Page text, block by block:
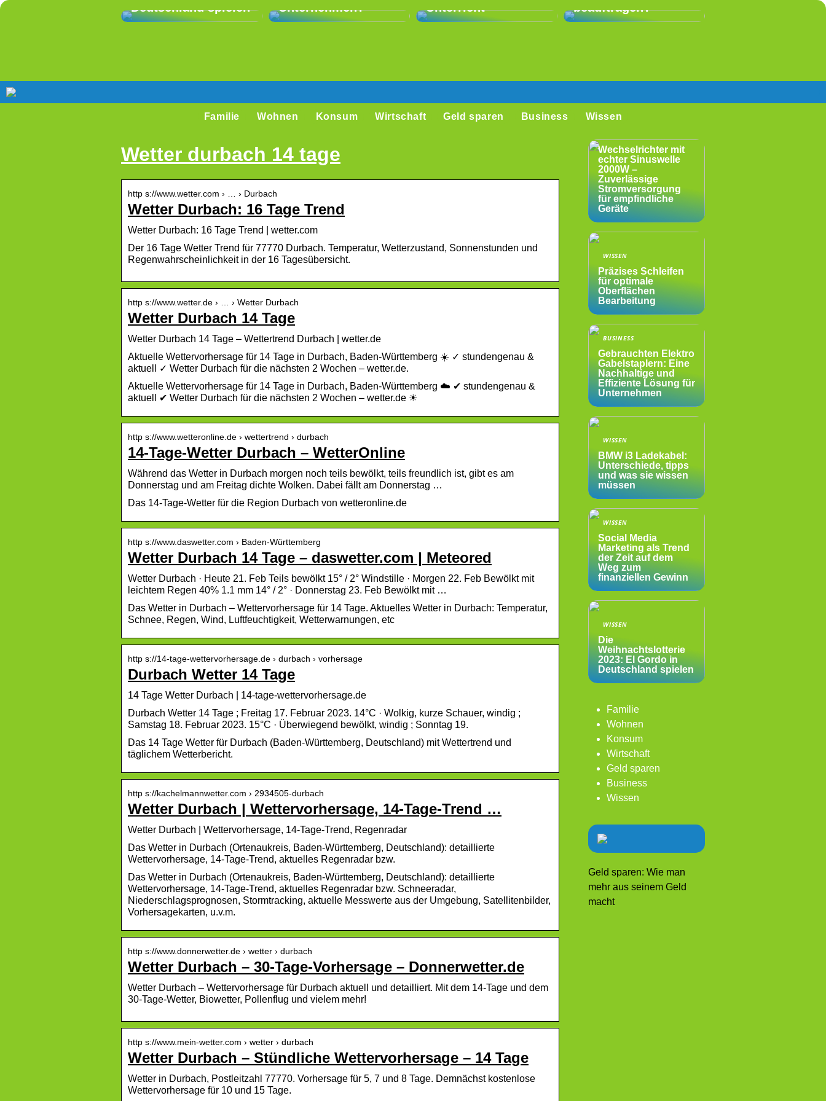
Deutschland spielen
Unternehmen?
Unterricht
beauftragen?
Familie Wohnen Konsum Wirtschaft Geld sparen Business Wissen
Wetter durbach 14 tage
http s://www.wetter.com › … › Durbach
Wetter Durbach: 16 Tage Trend
Wetter Durbach: 16 Tage Trend | wetter.com
Der 16 Tage Wetter Trend für 77770 Durbach. Temperatur, Wetterzustand, Sonnenstunden und
Regenwahrscheinlichkeit in der 16 Tagesübersicht.
http s://www.wetter.de › … › Wetter Durbach
Wetter Durbach 14 Tage
Wetter Durbach 14 Tage – Wettertrend Durbach | wetter.de
Aktuelle Wettervorhersage für 14 Tage in Durbach, Baden-Württemberg ☀️ ✓ stundengenau &
aktuell ✓ Wetter Durbach für die nächsten 2 Wochen – wetter.de.
Aktuelle Wettervorhersage für 14 Tage in Durbach, Baden-Württemberg ☁️ ✔ stundengenau &
aktuell ✔ Wetter Durbach für die nächsten 2 Wochen – wetter.de ☀
http s://www.wetteronline.de › wettertrend › durbach
14-Tage-Wetter Durbach – WetterOnline
Während das Wetter in Durbach morgen noch teils bewölkt, teils freundlich ist, gibt es am
Donnerstag und am Freitag dichte Wolken. Dabei fällt am Donnerstag …
Das 14-Tage-Wetter für die Region Durbach von wetteronline.de
http s://www.daswetter.com › Baden-Württemberg
Wetter Durbach 14 Tage – daswetter.com | Meteored
Wetter Durbach · Heute 21. Feb Teils bewölkt 15° / 2° Windstille · Morgen 22. Feb Bewölkt mit
leichtem Regen 40% 1.1 mm 14° / 2° · Donnerstag 23. Feb Bewölkt mit …
Das Wetter in Durbach – Wettervorhersage für 14 Tage. Aktuelles Wetter in Durbach: Temperatur,
Schnee, Regen, Wind, Luftfeuchtigkeit, Wetterwarnungen, etc
http s://14-tage-wettervorhersage.de › durbach › vorhersage
Durbach Wetter 14 Tage
14 Tage Wetter Durbach | 14-tage-wettervorhersage.de
Durbach Wetter 14 Tage ; Freitag 17. Februar 2023. 14°C · Wolkig, kurze Schauer, windig ;
Samstag 18. Februar 2023. 15°C · Überwiegend bewölkt, windig ; Sonntag 19.
Das 14 Tage Wetter für Durbach (Baden-Württemberg, Deutschland) mit Wettertrend und
täglichem Wetterbericht.
http s://kachelmannwetter.com › 2934505-durbach
Wetter Durbach | Wettervorhersage, 14-Tage-Trend …
Wetter Durbach | Wettervorhersage, 14-Tage-Trend, Regenradar
Das Wetter in Durbach (Ortenaukreis, Baden-Württemberg, Deutschland): detaillierte
Wettervorhersage, 14-Tage-Trend, aktuelles Regenradar bzw.
Das Wetter in Durbach (Ortenaukreis, Baden-Württemberg, Deutschland): detaillierte
Wettervorhersage, 14-Tage-Trend, aktuelles Regenradar bzw. Schneeradar,
Niederschlagsprognosen, Stormtracking, aktuelle Messwerte aus der Umgebung, Satellitenbilder,
Vorhersagekarten, u.v.m.
http s://www.donnerwetter.de › wetter › durbach
Wetter Durbach – 30-Tage-Vorhersage – Donnerwetter.de
Wetter Durbach – Wettervorhersage für Durbach aktuell und detailliert. Mit dem 14-Tage und dem
30-Tage-Wetter, Biowetter, Pollenflug und vielem mehr!
http s://www.mein-wetter.com › wetter › durbach
Wetter Durbach – Stündliche Wettervorhersage – 14 Tage
Wetter in Durbach, Postleitzahl 77770. Vorhersage für 5, 7 und 8 Tage. Demnächst kostenlose
Wettervorhersage für 10 und 15 Tage.
Wechselrichter mit
echter Sinuswelle
2000W –
Zuverlässige
Stromversorgung
für empfindliche
Geräte
WISSEN
Präzises Schleifen
für optimale
Oberflächen
Bearbeitung
BUSINESS
Gebrauchten Elektro
Gabelstaplern: Eine
Nachhaltige und
Effiziente Lösung für
Unternehmen
WISSEN
BMW i3 Ladekabel:
Unterschiede, tipps
und was sie wissen
müssen
WISSEN
Social Media
Marketing als Trend
der Zeit auf dem
Weg zum
finanziellen Gewinn
WISSEN
Die
Weihnachtslotterie
2023: El Gordo in
Deutschland spielen
Familie
Wohnen
Konsum
Wirtschaft
Geld sparen
Business
Wissen
Geld sparen: Wie man
mehr aus seinem Geld
macht